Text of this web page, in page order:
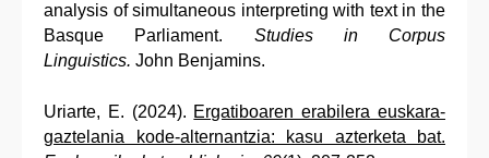
analysis of simultaneous interpreting with text in the
Basque Parliament. Studies in Corpus
Linguistics. John Benjamins.
Uriarte, E. (2024). Ergatiboaren erabilera euskara-
gaztelania kode-alternantzia: kasu azterketa bat.